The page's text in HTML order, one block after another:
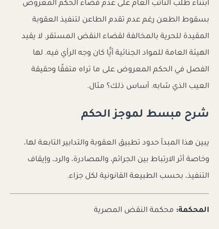
ابتناء طلب النائب العام على عدم قضاء الحكم المعروض
بسقوط الطعن رغم عدم تقدم الطاعن لتنفيذ العقوبة
المقيدة للحرية بالمخالفة لقضاء النقض المستقر. لا يقيد
الهيئة العامة للمواد الجنائية أيًّا كان وجه الرأي فيه. لها
الفصل في الحكم المعروض على ما تراه متفقًا وحقيقة
العيب الذي شابه. أساس ذلك؟ مثال.
شرح مبسط لموجز الحكم
يبين هذا المبدأ حدود تطبيق العقوبة والتدابير التابعة لها،
وخاصة أثر الارتباط بين الجرائم، والمصادرة، والرد، وإيقاف
التنفيذ، بحسب الطبيعة القانونية لكل جزاء.
المحكمة: محكمة النقض المصرية